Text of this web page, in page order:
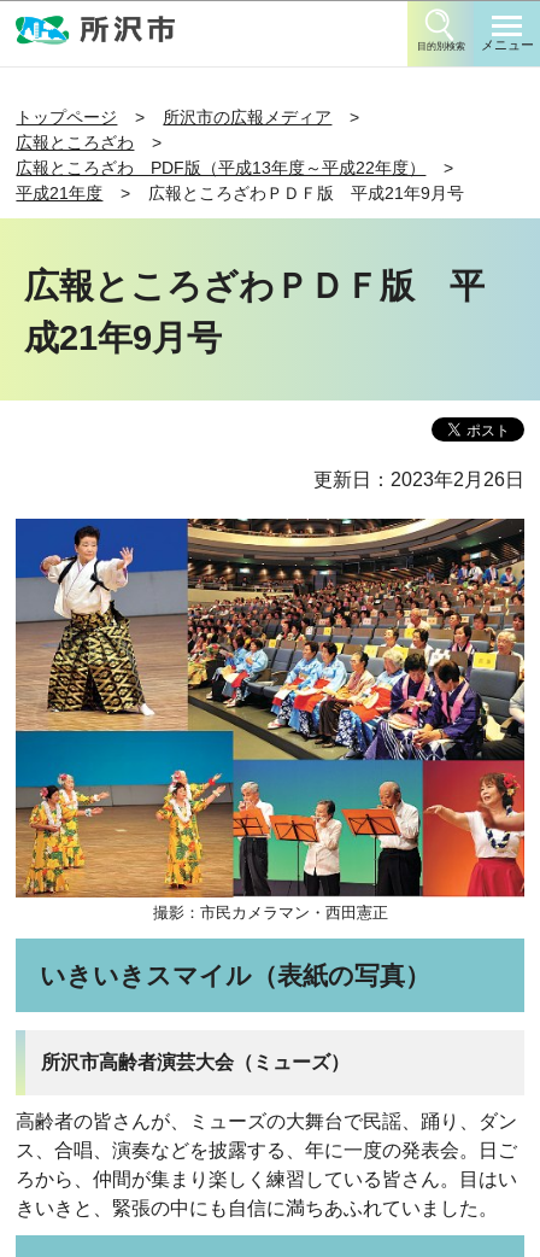
目的別検索 メニュー
トップページ
所沢市の広報メディア
広報ところざわ
広報ところざわ PDF版（平成13年度～平成22年度）
平成21年度
広報ところざわＰＤＦ版 平成21年9月号
広報ところざわＰＤＦ版 平
成21年9月号
更新日：2023年2月26日
撮影：市民カメラマン・西田憲正
いきいきスマイル（表紙の写真）
所沢市高齢者演芸大会（ミューズ）
高齢者の皆さんが、ミューズの大舞台で民謡、踊り、ダン
ス、合唱、演奏などを披露する、年に一度の発表会。日ご
ろから、仲間が集まり楽しく練習している皆さん。目はい
きいきと、緊張の中にも自信に満ちあふれていました。